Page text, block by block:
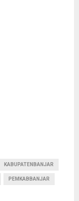
KABUPATENBANJAR
PEMKABBANJAR